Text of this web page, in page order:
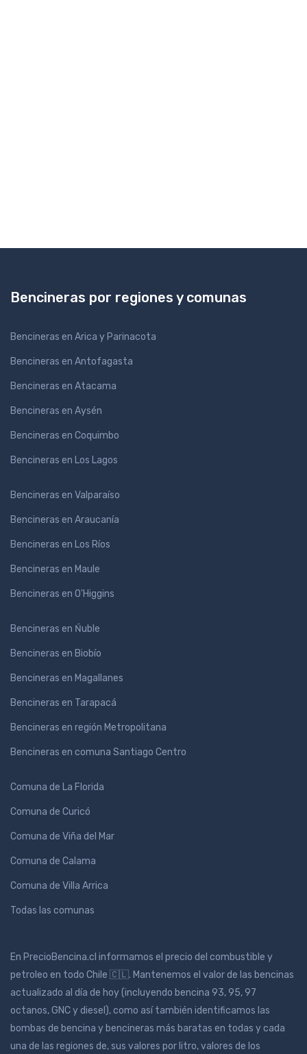
Bencineras por regiones y comunas
Bencineras en Arica y Parinacota
Bencineras en Antofagasta
Bencineras en Atacama
Bencineras en Aysén
Bencineras en Coquimbo
Bencineras en Los Lagos
Bencineras en Valparaíso
Bencineras en Araucanía
Bencineras en Los Ríos
Bencineras en Maule
Bencineras en O'Higgins
Bencineras en Ńuble
Bencineras en Biobío
Bencineras en Magallanes
Bencineras en Tarapacá
Bencineras en región Metropolitana
Bencineras en comuna Santiago Centro
Comuna de La Florida
Comuna de Curicó
Comuna de Viña del Mar
Comuna de Calama
Comuna de Villa Arrica
Todas las comunas
En PrecioBencina.cl informamos el precio del combustible y
petroleo en todo Chile 🇨🇱. Mantenemos el valor de las bencinas
actualizado al día de hoy (incluyendo bencina 93, 95, 97
octanos, GNC y diesel), como así también identificamos las
bombas de bencina y bencineras más baratas en todas y cada
una de las regiones de, sus valores por litro, valores de los